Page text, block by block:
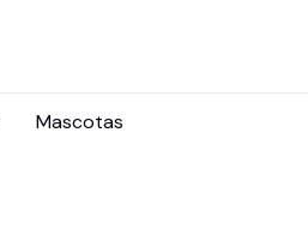
Mascotas